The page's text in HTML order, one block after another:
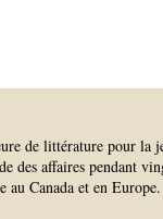
de littérature pour la
des affaires pendant
au Canada et en